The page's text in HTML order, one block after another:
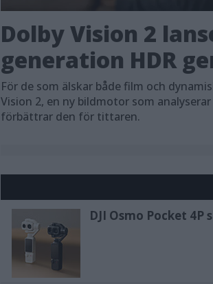
Dolby Vision 2
generation HDR
För de som älskar både film och
Vision 2, en ny bildmotor som
förbättrar den för tittaren.
DJI Osmo Pocket